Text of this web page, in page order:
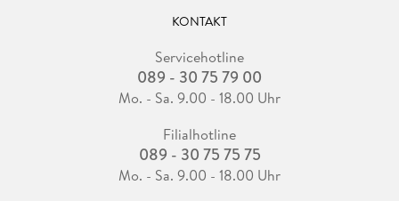
KONTAKT
Servicehotline
089 - 30 75 79 00
Mo. - Sa. 9.00 - 18.00 Uhr
Filialhotline
089 - 30 75 75 75
Mo. - Sa. 9.00 - 18.00 Uhr